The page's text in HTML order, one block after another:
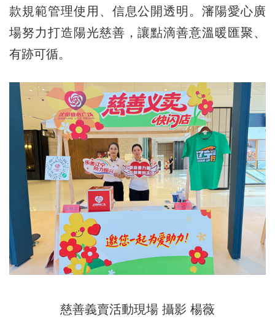
款規範管理使用、信息公開透明。瀋陽愛心廣
場努力打造陽光慈善，讓點滴善意溫暖匯聚、
有跡可循。
慈善義賣活動現場 攝影 楊薇